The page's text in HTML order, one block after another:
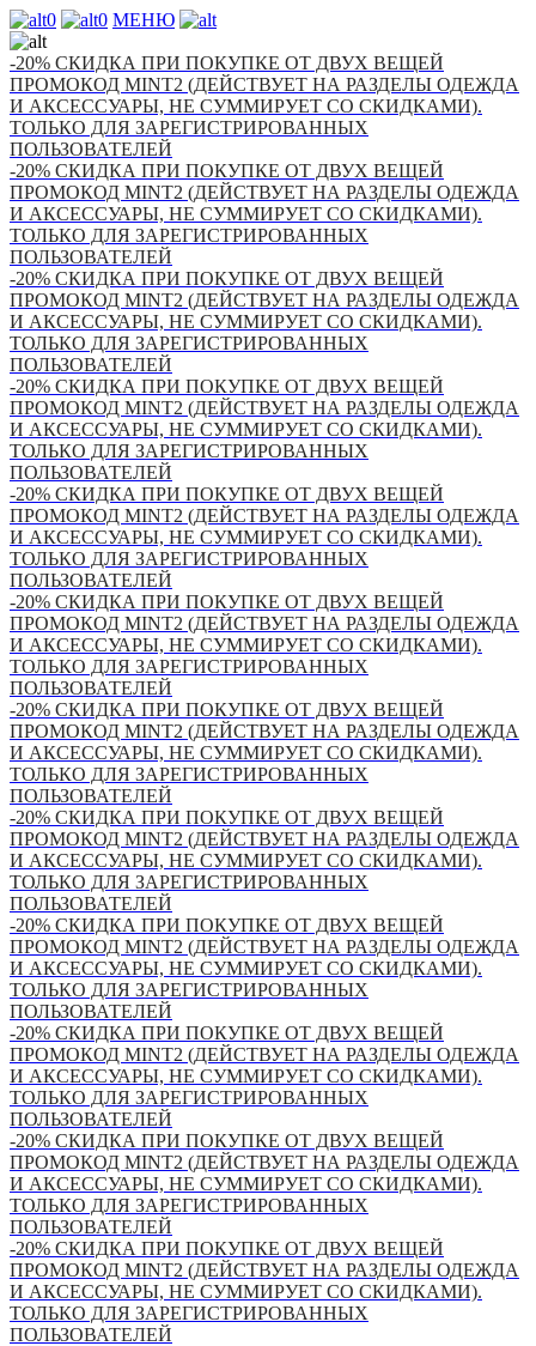
0 0 МЕНЮ
-20% СКИДКА ПРИ ПОКУПКЕ ОТ ДВУХ ВЕЩЕЙ
ПРОМОКОД MINT2 (ДЕЙСТВУЕТ НА РАЗДЕЛЫ ОДЕЖДА
И АКСЕССУАРЫ, НЕ СУММИРУЕТ СО СКИДКАМИ).
ТОЛЬКО ДЛЯ ЗАРЕГИСТРИРОВАННЫХ
ПОЛЬЗОВАТЕЛЕЙ
-20% СКИДКА ПРИ ПОКУПКЕ ОТ ДВУХ ВЕЩЕЙ
ПРОМОКОД MINT2 (ДЕЙСТВУЕТ НА РАЗДЕЛЫ ОДЕЖДА
И АКСЕССУАРЫ, НЕ СУММИРУЕТ СО СКИДКАМИ).
ТОЛЬКО ДЛЯ ЗАРЕГИСТРИРОВАННЫХ
ПОЛЬЗОВАТЕЛЕЙ
-20% СКИДКА ПРИ ПОКУПКЕ ОТ ДВУХ ВЕЩЕЙ
ПРОМОКОД MINT2 (ДЕЙСТВУЕТ НА РАЗДЕЛЫ ОДЕЖДА
И АКСЕССУАРЫ, НЕ СУММИРУЕТ СО СКИДКАМИ).
ТОЛЬКО ДЛЯ ЗАРЕГИСТРИРОВАННЫХ
ПОЛЬЗОВАТЕЛЕЙ
-20% СКИДКА ПРИ ПОКУПКЕ ОТ ДВУХ ВЕЩЕЙ
ПРОМОКОД MINT2 (ДЕЙСТВУЕТ НА РАЗДЕЛЫ ОДЕЖДА
И АКСЕССУАРЫ, НЕ СУММИРУЕТ СО СКИДКАМИ).
ТОЛЬКО ДЛЯ ЗАРЕГИСТРИРОВАННЫХ
ПОЛЬЗОВАТЕЛЕЙ
-20% СКИДКА ПРИ ПОКУПКЕ ОТ ДВУХ ВЕЩЕЙ
ПРОМОКОД MINT2 (ДЕЙСТВУЕТ НА РАЗДЕЛЫ ОДЕЖДА
И АКСЕССУАРЫ, НЕ СУММИРУЕТ СО СКИДКАМИ).
ТОЛЬКО ДЛЯ ЗАРЕГИСТРИРОВАННЫХ
ПОЛЬЗОВАТЕЛЕЙ
-20% СКИДКА ПРИ ПОКУПКЕ ОТ ДВУХ ВЕЩЕЙ
ПРОМОКОД MINT2 (ДЕЙСТВУЕТ НА РАЗДЕЛЫ ОДЕЖДА
И АКСЕССУАРЫ, НЕ СУММИРУЕТ СО СКИДКАМИ).
ТОЛЬКО ДЛЯ ЗАРЕГИСТРИРОВАННЫХ
ПОЛЬЗОВАТЕЛЕЙ
-20% СКИДКА ПРИ ПОКУПКЕ ОТ ДВУХ ВЕЩЕЙ
ПРОМОКОД MINT2 (ДЕЙСТВУЕТ НА РАЗДЕЛЫ ОДЕЖДА
И АКСЕССУАРЫ, НЕ СУММИРУЕТ СО СКИДКАМИ).
ТОЛЬКО ДЛЯ ЗАРЕГИСТРИРОВАННЫХ
ПОЛЬЗОВАТЕЛЕЙ
-20% СКИДКА ПРИ ПОКУПКЕ ОТ ДВУХ ВЕЩЕЙ
ПРОМОКОД MINT2 (ДЕЙСТВУЕТ НА РАЗДЕЛЫ ОДЕЖДА
И АКСЕССУАРЫ, НЕ СУММИРУЕТ СО СКИДКАМИ).
ТОЛЬКО ДЛЯ ЗАРЕГИСТРИРОВАННЫХ
ПОЛЬЗОВАТЕЛЕЙ
-20% СКИДКА ПРИ ПОКУПКЕ ОТ ДВУХ ВЕЩЕЙ
ПРОМОКОД MINT2 (ДЕЙСТВУЕТ НА РАЗДЕЛЫ ОДЕЖДА
И АКСЕССУАРЫ, НЕ СУММИРУЕТ СО СКИДКАМИ).
ТОЛЬКО ДЛЯ ЗАРЕГИСТРИРОВАННЫХ
ПОЛЬЗОВАТЕЛЕЙ
-20% СКИДКА ПРИ ПОКУПКЕ ОТ ДВУХ ВЕЩЕЙ
ПРОМОКОД MINT2 (ДЕЙСТВУЕТ НА РАЗДЕЛЫ ОДЕЖДА
И АКСЕССУАРЫ, НЕ СУММИРУЕТ СО СКИДКАМИ).
ТОЛЬКО ДЛЯ ЗАРЕГИСТРИРОВАННЫХ
ПОЛЬЗОВАТЕЛЕЙ
-20% СКИДКА ПРИ ПОКУПКЕ ОТ ДВУХ ВЕЩЕЙ
ПРОМОКОД MINT2 (ДЕЙСТВУЕТ НА РАЗДЕЛЫ ОДЕЖДА
И АКСЕССУАРЫ, НЕ СУММИРУЕТ СО СКИДКАМИ).
ТОЛЬКО ДЛЯ ЗАРЕГИСТРИРОВАННЫХ
ПОЛЬЗОВАТЕЛЕЙ
-20% СКИДКА ПРИ ПОКУПКЕ ОТ ДВУХ ВЕЩЕЙ
ПРОМОКОД MINT2 (ДЕЙСТВУЕТ НА РАЗДЕЛЫ ОДЕЖДА
И АКСЕССУАРЫ, НЕ СУММИРУЕТ СО СКИДКАМИ).
ТОЛЬКО ДЛЯ ЗАРЕГИСТРИРОВАННЫХ
ПОЛЬЗОВАТЕЛЕЙ